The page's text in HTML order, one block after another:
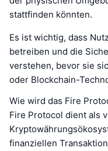
stattfinden könnten.
Es ist wichtig, dass
betreiben und die
verstehen, bevor sie
oder Blockchain-
Wie wird das Fire
Fire Protocol dient als
finanziellen